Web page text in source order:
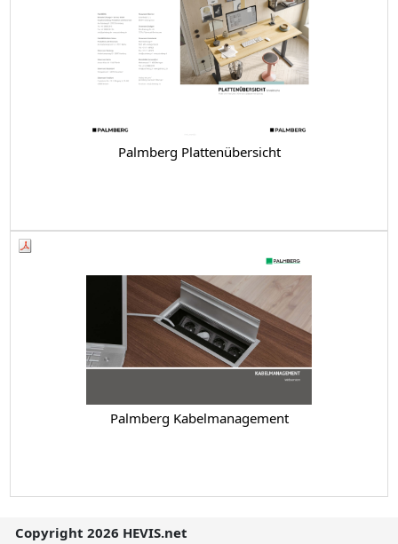
Palmberg Plattenübersicht
Palmberg Kabelmanagement
Copyright 2026 HEVIS.net